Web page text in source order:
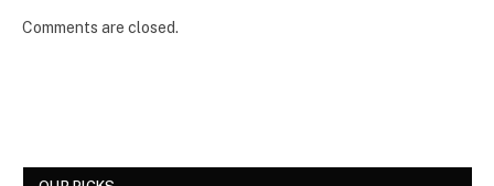
Comments are closed.